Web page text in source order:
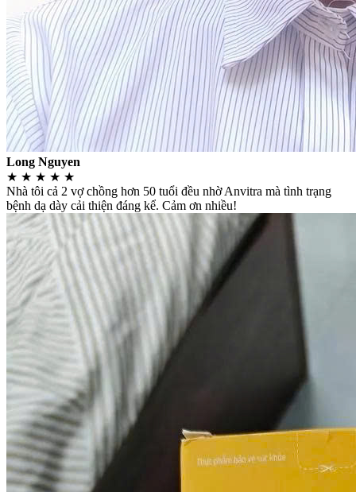
Long Nguyen
★ ★ ★ ★ ★
Nhà tôi cả 2 vợ chồng hơn 50 tuổi đều nhờ Anvitra mà tình trạng
bệnh dạ dày cải thiện đáng kể. Cảm ơn nhiều!